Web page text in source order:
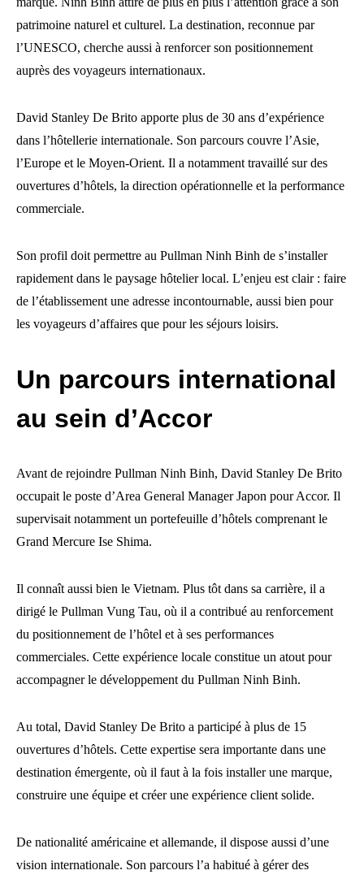
patrimoine naturel et culturel. La destination, reconnue par
l’UNESCO, cherche aussi à renforcer son positionnement
auprès des voyageurs internationaux.
David Stanley De Brito apporte plus de 30 ans d’expérience
dans l’hôtellerie internationale. Son parcours couvre l’Asie,
l’Europe et le Moyen-Orient. Il a notamment travaillé sur des
ouvertures d’hôtels, la direction opérationnelle et la performance
commerciale.
Son profil doit permettre au Pullman Ninh Binh de s’installer
rapidement dans le paysage hôtelier local. L’enjeu est clair : faire
de l’établissement une adresse incontournable, aussi bien pour
les voyageurs d’affaires que pour les séjours loisirs.
Un parcours international
au sein d’Accor
Avant de rejoindre Pullman Ninh Binh, David Stanley De Brito
occupait le poste d’Area General Manager Japon pour Accor. Il
supervisait notamment un portefeuille d’hôtels comprenant le
Grand Mercure Ise Shima.
Il connaît aussi bien le Vietnam. Plus tôt dans sa carrière, il a
dirigé le Pullman Vung Tau, où il a contribué au renforcement
du positionnement de l’hôtel et à ses performances
commerciales. Cette expérience locale constitue un atout pour
accompagner le développement du Pullman Ninh Binh.
Au total, David Stanley De Brito a participé à plus de 15
ouvertures d’hôtels. Cette expertise sera importante dans une
destination émergente, où il faut à la fois installer une marque,
construire une équipe et créer une expérience client solide.
De nationalité américaine et allemande, il dispose aussi d’une
vision internationale. Son parcours l’a habitué à gérer des